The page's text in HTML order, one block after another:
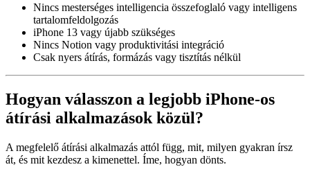
Nincs mesterséges intelligencia összefoglaló vagy intelligens
tartalomfeldolgozás
iPhone 13 vagy újabb szükséges
Nincs Notion vagy produktivitási integráció
Csak nyers átírás, formázás vagy tisztítás nélkül
Hogyan válasszon a legjobb iPhone-os
átírási alkalmazások közül?
A megfelelő átírási alkalmazás attól függ, mit, milyen gyakran írsz
át, és mit kezdesz a kimenettel. Íme, hogyan dönts.